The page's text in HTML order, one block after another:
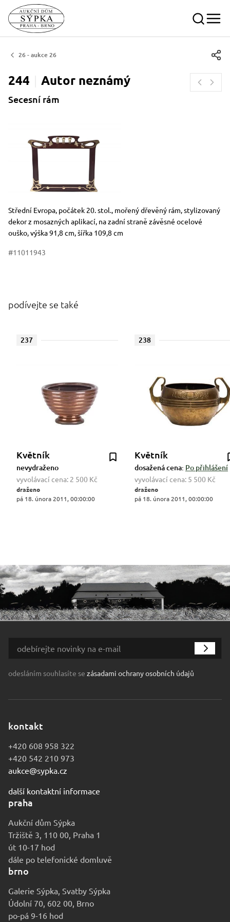
26 - aukce 26
244 Autor neznámý
Secesní rám
Rozměry
Stručný popis předmětu
Střední Evropa, počátek 20. stol., mořený dřevěný rám, stylizovaný
dekor z mosazných aplikací, na zadní straně závěsné ocelové
ouško, výška 91,8 cm, šířka 109,8 cm
#11011943
podívejte se také
237
Květník
nevydraženo
vyvolávací cena: 2 500 Kč
draženo
pá 18. února 2011, 00:00:00
238
Květník
dosažená cena: Po přihlášení
vyvolávací cena: 5 500 Kč
draženo
pá 18. února 2011, 00:00:00
odesláním souhlasíte se zásadami ochrany osobních údajů
kontakt
+420 608 958 322
+420 542 210 973
aukce@sypka.cz
další kontaktní informace
praha
Aukční dům Sýpka
Tržiště 3, 110 00, Praha 1
út 10-17 hod
dále po telefonické domluvě
brno
Galerie Sýpka, Svatby Sýpka
Údolní 70, 602 00, Brno
po-pá 9-16 hod